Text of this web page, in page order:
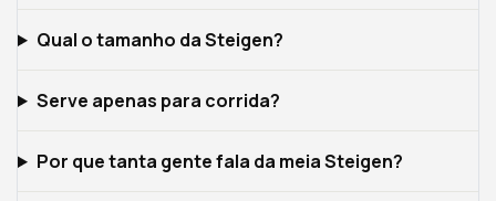
Qual o tamanho da Steigen?
Serve apenas para corrida?
Por que tanta gente fala da meia Steigen?